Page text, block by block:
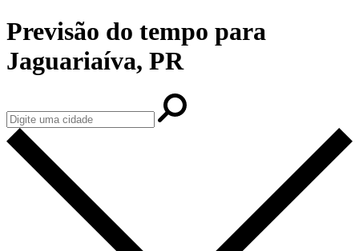
Previsão do tempo para
Jaguariaíva, PR